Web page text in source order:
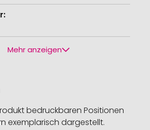
Mehr anzeigen
bedruckbaren Positionen
exemplarisch dargestellt.